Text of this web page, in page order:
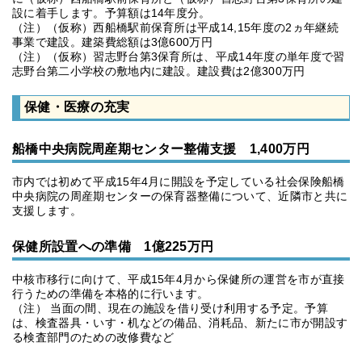
設に着手します。予算額は14年度分。
（注）（仮称）西船橋駅前保育所は平成14,15年度の2ヵ年継続
事業で建設。建築費総額は3億600万円
（注）（仮称）習志野台第3保育所は、平成14年度の単年度で習
志野台第二小学校の敷地内に建設。建設費は2億300万円
保健・医療の充実
船橋中央病院周産期センター整備支援 1,400万円
市内では初めて平成15年4月に開設を予定している社会保険船橋
中央病院の周産期センターの保育器整備について、近隣市と共に
支援します。
保健所設置への準備 1億225万円
中核市移行に向けて、平成15年4月から保健所の運営を市が直接
行うための準備を本格的に行います。
（注） 当面の間、現在の施設を借り受け利用する予定。予算
は、検査器具・いす・机などの備品、消耗品、新たに市が開設す
る検査部門のための改修費など